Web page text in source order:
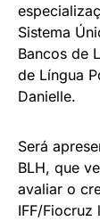
Sistema
Bancos de
de Língua
Danielle.
Será
BLH, que
avaliar o
IFF/Fiocruz